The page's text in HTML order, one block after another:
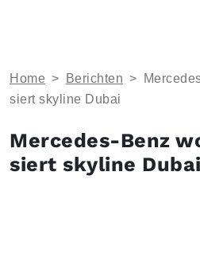
Home > Berichten >
siert skyline Dubai
Mercedes-Benz
siert skyline Dubai